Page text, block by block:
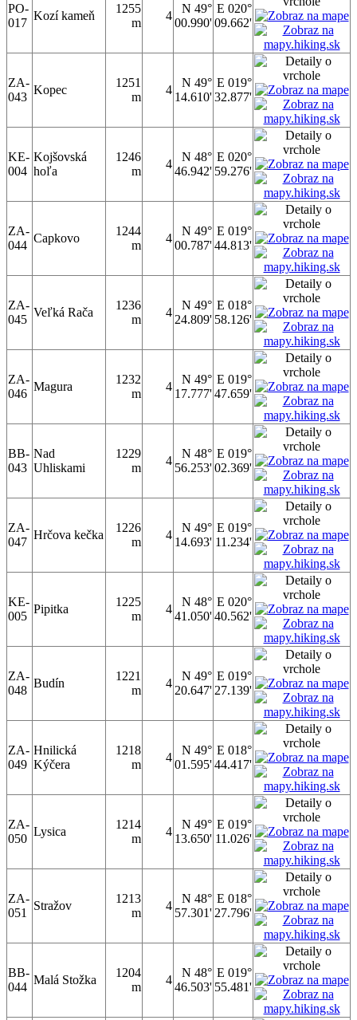
PO-
017
Kozí kameň
1255
m
4
N 49°
00.990'
E 020°
09.662'
ZA-
043
Kopec
1251
m
4
N 49°
14.610'
E 019°
32.877'
KE-
004
Kojšovská
hoľa
1246
m
4
N 48°
46.942'
E 020°
59.276'
ZA-
044
Capkovo
1244
m
4
N 49°
00.787'
E 019°
44.813'
ZA-
045
Veľká Rača
1236
m
4
N 49°
24.809'
E 018°
58.126'
ZA-
046
Magura
1232
m
4
N 49°
17.777'
E 019°
47.659'
BB-
043
Nad
Uhliskami
1229
m
4
N 48°
56.253'
E 019°
02.369'
ZA-
047
Hrčova kečka
1226
m
4
N 49°
14.693'
E 019°
11.234'
KE-
005
Pipitka
1225
m
4
N 48°
41.050'
E 020°
40.562'
ZA-
048
Budín
1221
m
4
N 49°
20.647'
E 019°
27.139'
ZA-
049
Hnilická
Kýčera
1218
m
4
N 49°
01.595'
E 018°
44.417'
ZA-
050
Lysica
1214
m
4
N 49°
13.650'
E 019°
11.026'
ZA-
051
Stražov
1213
m
4
N 48°
57.301'
E 018°
27.796'
BB-
044
Malá Stožka
1204
m
4
N 48°
46.503'
E 019°
55.481'